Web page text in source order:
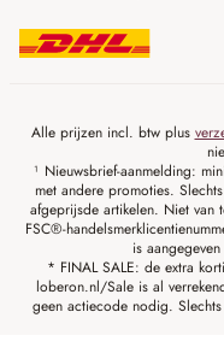
Alle prijzen incl. btw plus
¹ Nieuwsbrief-aanmelding:
met andere promoties.
afgeprijsde artikelen. Niet van
FSC®-
is
* FINAL SALE: de extra
loberon.nl/Sale is al
geen actiecode nodig.